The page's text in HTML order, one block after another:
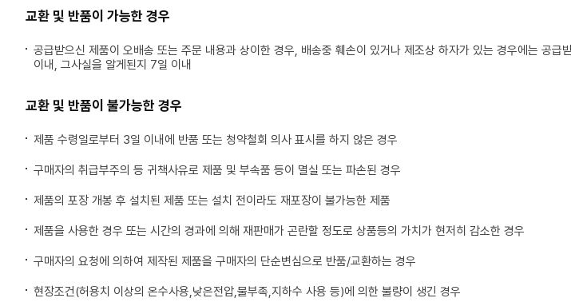
교환 및 반품이 가능한 경우
공급받으신 제품이 오배송 또는 주문 내용과 상이한 경우, 배송중 훼손이 있거나 제조상 하자가 있는 경우에는 공급
이내, 그사실을 알게된지 7일 이내
교환 및 반품이 불가능한 경우
제품 수령일로부터 3일 이내에 반품 또는 청약철회 의사 표시를 하지 않은 경우
구매자의 취급부주의 등 귀책사유로 제품 및 부속품 등이 멸실 또는 파손된 경우
제품의 포장 개봉 후 설치된 제품 또는 설치 전이라도 재포장이 불가능한 제품
제품을 사용한 경우 또는 시간의 경과에 의해 재판매가 곤란할 정도로 상품등의 가치가 현저히 감소한 경우
구매자의 요청에 의하여 제작된 제품을 구매자의 단순변심으로 반품/교환하는 경우
현장조건(허용치 이상의 온수사용,낮은전압,물부족,지하수 사용 등)에 의한 불량이 생긴 경우